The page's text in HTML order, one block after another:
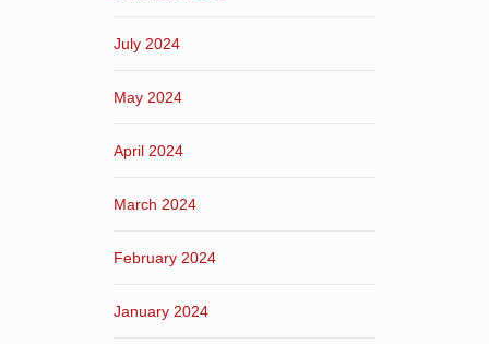
July 2024
May 2024
April 2024
March 2024
February 2024
January 2024